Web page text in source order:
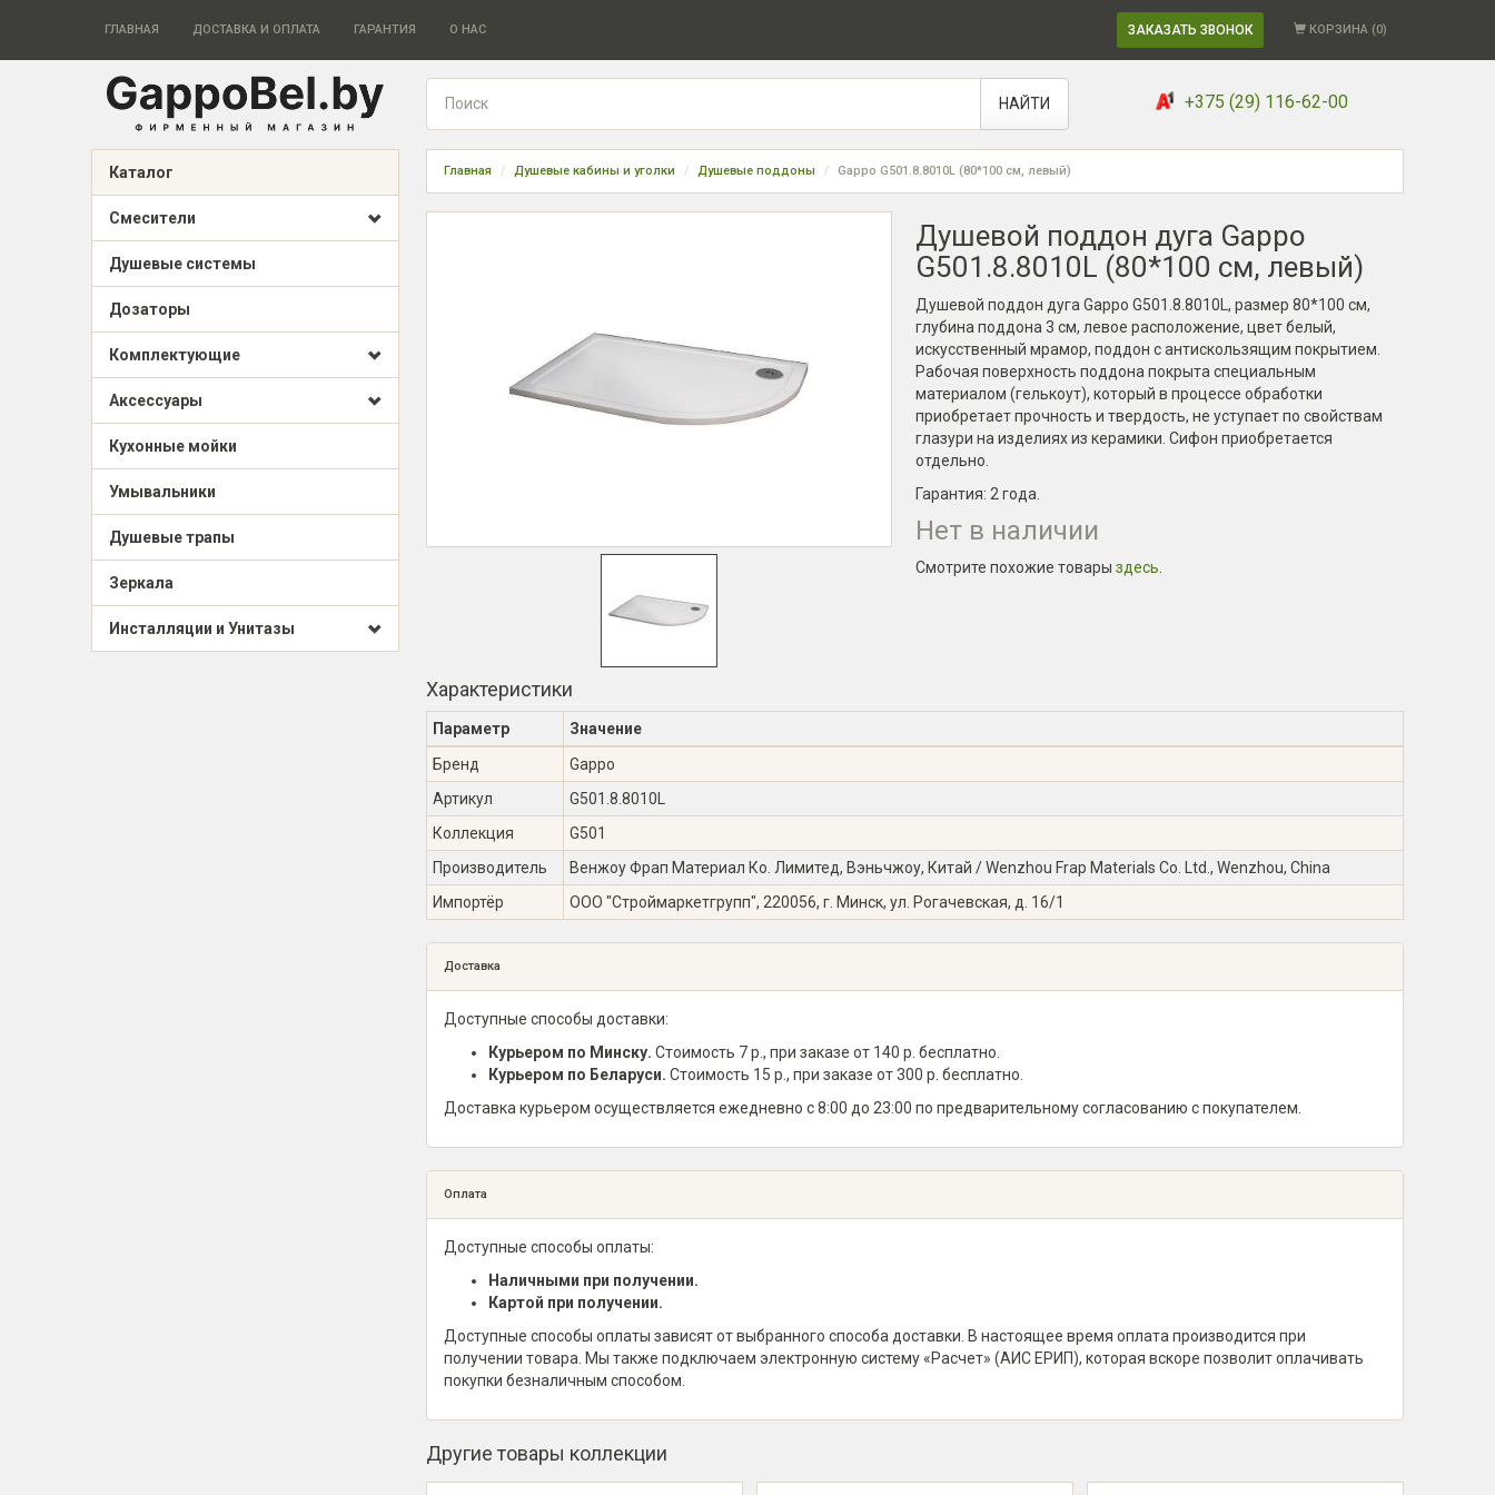
ГЛАВНАЯ ДОСТАВКА И ОПЛАТА ГАРАНТИЯ О НАС ЗАКАЗАТЬ ЗВОНОК КОРЗИНА (0)
НАЙТИ +375 (29) 116-62-00
Каталог
Смесители
Душевые системы
Дозаторы
Комплектующие
Аксессуары
Кухонные мойки
Умывальники
Душевые трапы
Зеркала
Инсталляции и Унитазы
Главная Душевые кабины и уголки Душевые поддоны Gappo G501.8.8010L (80*100 см, левый)
Душевой поддон дуга Gappo
G501.8.8010L (80*100 см, левый)
Душевой поддон дуга Gappo G501.8.8010L, размер 80*100 см,
глубина поддона 3 см, левое расположение, цвет белый,
искусственный мрамор, поддон с антискользящим покрытием.
Рабочая поверхность поддона покрыта специальным
материалом (гелькоут), который в процессе обработки
приобретает прочность и твердость, не уступает по свойствам
глазури на изделиях из керамики. Сифон приобретается
отдельно.
Гарантия: 2 года
Нет в наличии
Смотрите похожие товары здесь
Характеристики
Параметр
Значение
Бренд
Gappo
Артикул
G501.8.8010L
Коллекция
G501
Производитель
Венжоу Фрап Материал Ко. Лимитед, Вэньчжоу, Китай / Wenzhou Frap Materials Co. Ltd., Wenzhou, China
Импортёр
ООО "Строймаркетгрупп", 220056, г. Минск, ул. Рогачевская, д. 16/1
Доставка
Доступные способы доставки:
Курьером по Минску. Стоимость 7 р., при заказе от 140 р. бесплатно.
Курьером по Беларуси. Стоимость 15 р., при заказе от 300 р. бесплатно.
Доставка курьером осуществляется ежедневно с 8:00 до 23:00 по предварительному согласованию с покупателем.
Оплата
Доступные способы оплаты:
Наличными при получении.
Картой при получении.
Доступные способы оплаты зависят от выбранного способа доставки. В настоящее время оплата производится при
получении товара. Мы также подключаем электронную систему «Расчет» (АИС ЕРИП), которая вскоре позволит оплачивать
покупки безналичным способом.
Другие товары коллекции